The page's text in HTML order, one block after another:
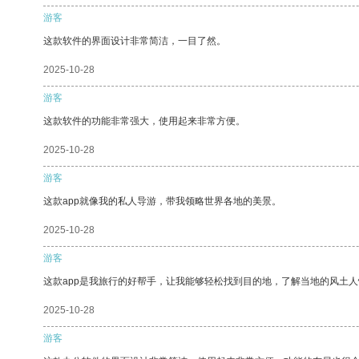
游客
这款软件的界面设计非常简洁，一目了然。
2025-10-28
游客
这款软件的功能非常强大，使用起来非常方便。
2025-10-28
游客
这款app就像我的私人导游，带我领略世界各地的美景。
2025-10-28
游客
这款app是我旅行的好帮手，让我能够轻松找到目的地，了解当地的风土
2025-10-28
游客